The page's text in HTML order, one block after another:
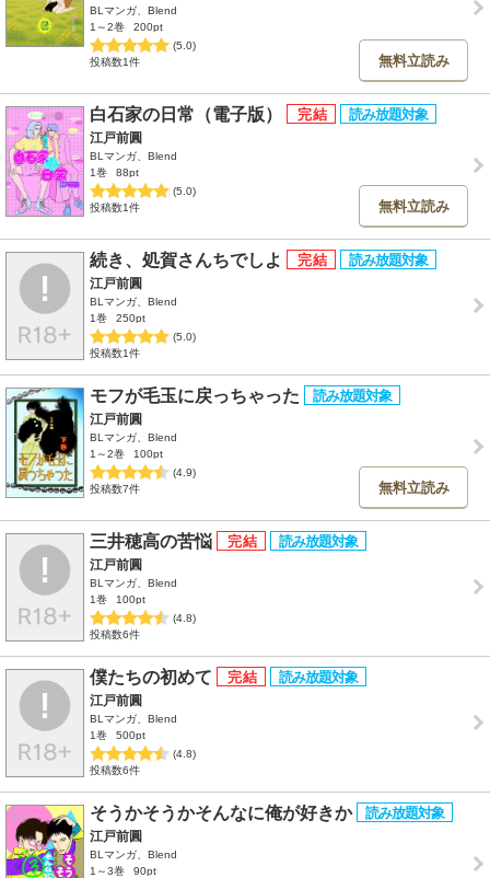
BLマンガ、Blend
1～2巻
200pt
(5.0)
投稿数1件
無料立読み
白石家の日常（電子版）
江戸前圓
BLマンガ、Blend
1巻
88pt
(5.0)
投稿数1件
無料立読み
続き、処賀さんちでしよ
江戸前圓
BLマンガ、Blend
1巻
250pt
(5.0)
投稿数1件
モフが毛玉に戻っちゃった
江戸前圓
BLマンガ、Blend
1～2巻
100pt
(4.9)
投稿数7件
無料立読み
三井穂高の苦悩
江戸前圓
BLマンガ、Blend
1巻
100pt
(4.8)
投稿数6件
僕たちの初めて
江戸前圓
BLマンガ、Blend
1巻
500pt
(4.8)
投稿数6件
そうかそうかそんなに俺が好きか
江戸前圓
BLマンガ、Blend
1～3巻
90pt